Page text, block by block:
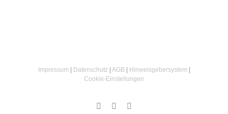
Impressum | Datenschutz | AGB | Hinweisgebersystem |
Cookie‑Einstellungen
InstagramFacebook